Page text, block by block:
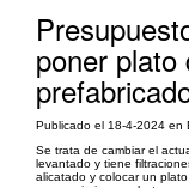
poner
Publicado el 18-4-2024 en
Se trata de cambiar el
levantado y tiene
alicatado y colocar un